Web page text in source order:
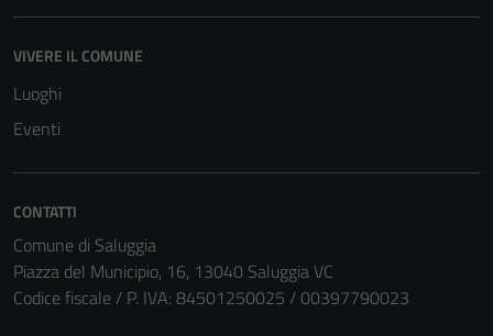
VIVERE IL COMUNE
Luoghi
Eventi
CONTATTI
Comune di Saluggia
Piazza del Municipio, 16, 13040 Saluggia VC
Codice fiscale / P. IVA: 84501250025 / 00397790023